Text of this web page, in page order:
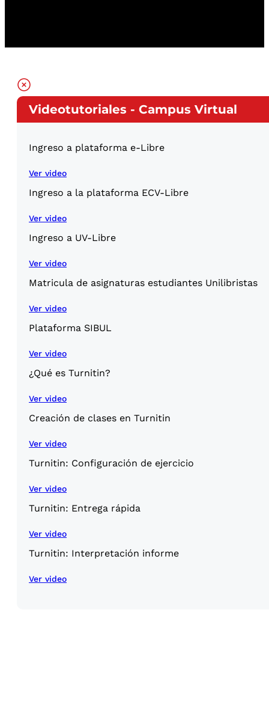
Videotutoriales - Campus Virtual
Ingreso a plataforma e-Libre
Ver video
Ingreso a la plataforma ECV-Libre
Ver video
Ingreso a UV-Libre
Ver video
Matricula de asignaturas estudiantes Unilibristas
Ver video
Plataforma SIBUL
Ver video
¿Qué es Turnitin?
Ver video
Creación de clases en Turnitin
Ver video
Turnitin: Configuración de ejercicio
Ver video
Turnitin: Entrega rápida
Ver video
Turnitin: Interpretación informe
Ver video